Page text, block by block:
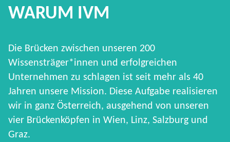
WARUM IVM
Die Brücken zwischen unseren 200
Wissensträger*innen und erfolgreichen
Unternehmen zu schlagen ist seit mehr als 40
Jahren unsere Mission. Diese Aufgabe realisieren
wir in ganz Österreich, ausgehend von unseren
vier Brückenköpfen in Wien, Linz, Salzburg und
Graz.